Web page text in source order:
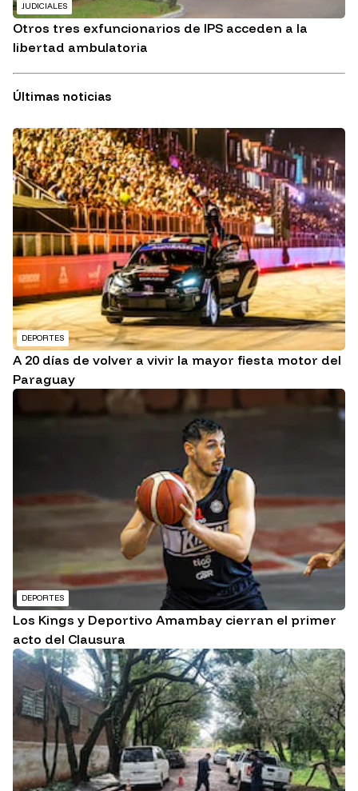
JUDICIALES
Otros tres exfuncionarios de IPS acceden a la
libertad ambulatoria
Últimas noticias
DEPORTES
A 20 días de volver a vivir la mayor fiesta motor del
Paraguay
DEPORTES
Los Kings y Deportivo Amambay cierran el primer
acto del Clausura